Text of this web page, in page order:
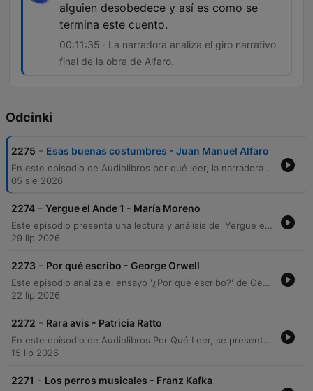
alguien desobedece y así es como se
termina este cuento.
00:11:35 · La narradora analiza el giro narrativo
final de la obra de Alfaro.
Odcinki
2275 - Esas buenas costumbres - Juan Manuel Alfaro
En este episodio de Audiolibros por qué leer, la narradora Ceci Bona presenta el cuento Esas buenas costumbres del autor entrerriano Juan Manuel Alfaro, perteneciente a su obra La dama con el unicornio. A través de una lectura pausada, se explora la vida de un matrimonio regido por las normas sociales y la importancia de mantener las tradiciones y los deberes hacia los antepasados. La narración profundiza en la tensión entre la estructura moral de un hombre dedicado a las buenas costumbres y la sutil rebeldía de su esposa, Estela. El episodio ofrece una reflexión sobre la memoria, el orden social y la intimidad frente a lo público, destacando la labor de la editorial Oshenden en la difusión de autores de la provincia de Entre Ríos.
05 sie 2026
2274 - Yergue el Ande 1 - María Moreno
Este episodio presenta una lectura y análisis de 'Yergue el Ande' de María Moreno, obra que relata un viaje mochilero por los Andes junto a su pareja. A través de memorias autobiográficas, se exploran las tensiones de pareja, la convivencia en campamentos y encuentros significativos en Chile. La narración profundiza en las vivencias de viaje, desde la hospitalidad en parroquias hasta incidentes cotidianos que sirven como metáforas de la relación. El episodio concluye con una reflexión sobre la fascinación por los intelectuales viajeros y una invitación a la comunidad para apoyar el proyecto.
29 lip 2026
2273 - Por qué escribo - George Orwell
Este episodio analiza el ensayo '¿Por qué escribo?' de George Orwell, explorando su contexto editorial desde 1946 y sus memorias sobre la formación de su vocación literaria. A través de un recorrido por los cuatro motivos que impulsan la escritura, se examina la intersección entre el compromiso político del autor y su búsqueda de la excelencia estética. El análisis profundiza en cómo Orwell intenta transformar la escritura política en un arte, abordando la inevitabilidad del sesgo ideológico y la importancia de la claridad en la prosa. El episodio concluye con detalles sobre la edición del texto y los créditos de producción.
22 lip 2026
2272 - Rara avis - Patricia Ratto
En este episodio de Audiolibros Por Qué Leer, se presenta la lectura del cuento Rara Abis, de la autora Patricia Rato, perteneciente a la antología Faunas. La narrativa explora el encuentro fortuito de un hombre con un ser herido que cae del cielo, desencadenando una transformación en su vida y una conexión profunda con lo inesperado. La locución acompaña la lectura con reflexiones sobre la técnica narrativa de Rato y comparte detalles sobre la inspiración real detrás de la obra, basada en una anécdot de la autora. El episodio ofrece una experiencia inmersiva que transita entre lo cotidiano y lo fantástico.
15 lip 2026
2271 - Los perros musicales - Franz Kafka